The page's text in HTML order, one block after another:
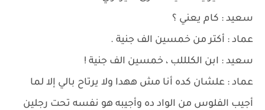
سعيد : كام يعني ؟
عماد : أكتر من خمسين الف جنية .
سعيد : ابن الكلللب ، خمسين الف جنية !
عماد : علشان كده أنا مش ههدا ولا يرتاح بالي إلا لما
أجيب الفلوس من الواد ده وأجيبه هو نفسه تحت رجلين